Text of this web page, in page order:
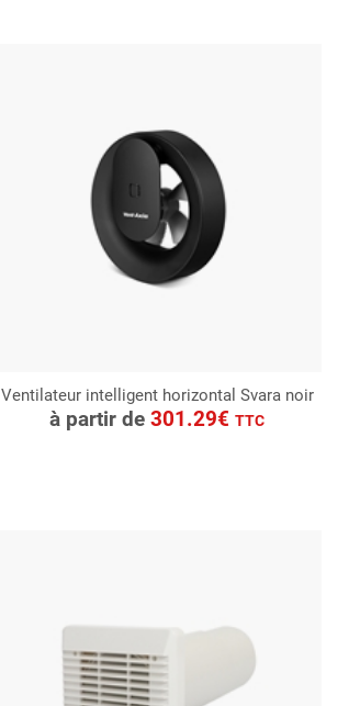
Ventilateur intelligent horizontal Svara noir
à partir de301.29€TTC
CONSULTER
Demande de devis